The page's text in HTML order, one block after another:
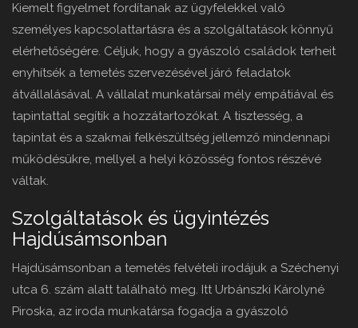
Kiemelt figyelmet fordítanak az ügyfelekkel való
személyes kapcsolattartásra és a szolgáltatások könnyű
elérhetőségére. Céljuk, hogy a gyászoló családok terheit
enyhítsék a temetés szervezésével járó feladatok
átvállalásával. A vállalat munkatársai mély empátiával és
tapintattal segítik a hozzátartozókat. A tisztesség, a
tapintat és a szakmai felkészültség jellemző mindennapi
működésükre, mellyel a helyi közösség fontos részévé
váltak.
Szolgáltatások és ügyintézés
Hajdúsámsonban
Hajdúsámsonban a temetés felvételi irodájuk a Széchenyi
utca 6. szám alatt található meg. Itt Urbánszki Károlyné
Piroska, az iroda munkatársa fogadja a gyászoló